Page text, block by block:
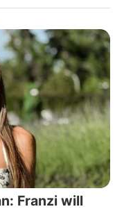
Franzi will